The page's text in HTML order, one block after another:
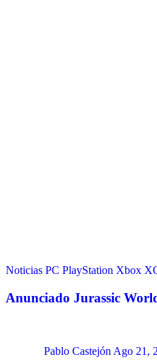
Noticias PC PlayStation Xbox
Anunciado Jurassic
Pablo Castejón Ago 21,